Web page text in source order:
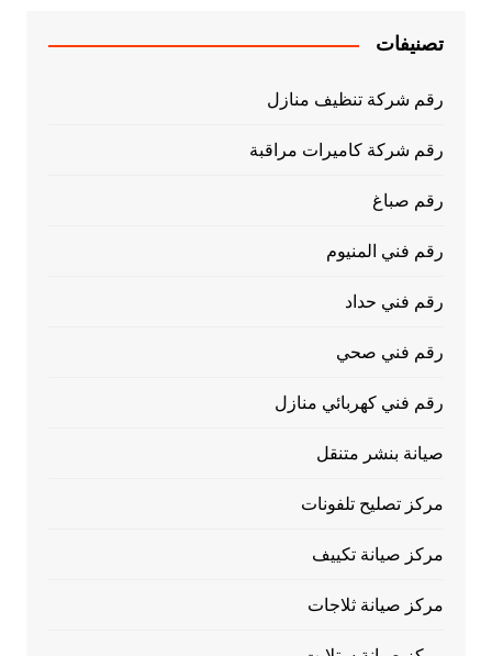
تصنيفات
رقم شركة تنظيف منازل
رقم شركة كاميرات مراقبة
رقم صباغ
رقم فني المنيوم
رقم فني حداد
رقم فني صحي
رقم فني كهربائي منازل
صيانة بنشر متنقل
مركز تصليح تلفونات
مركز صيانة تكييف
مركز صيانة ثلاجات